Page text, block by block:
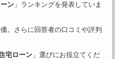
ン 」ランキングを発表していま
価。さらに回答者の口コミや評判
宅ローン 」選びにお役立てくだ